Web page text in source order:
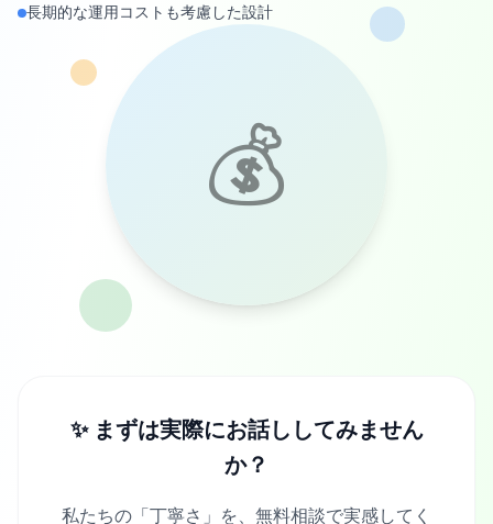
長期的な運用コストも考慮した設計
💰
✨ まずは実際にお話ししてみません
か？
私たちの「丁寧さ」を、無料相談で実感してく